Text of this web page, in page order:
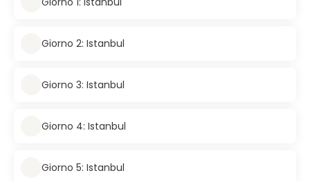
Giorno 2: Istanbul
Giorno 3: Istanbul
Giorno 4: Istanbul
Giorno 5: Istanbul